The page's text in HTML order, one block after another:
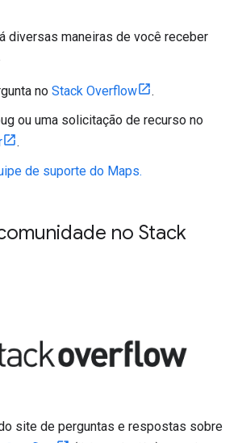
diversas maneiras de você receber
no Stack Overflow
.
ou uma solicitação de recurso no
.
de suporte do Maps.
no Stack
site de perguntas e respostas sobre